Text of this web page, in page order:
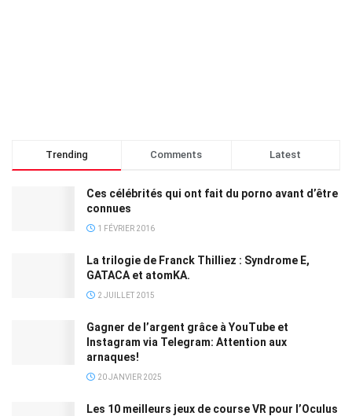
Trending Comments Latest
Ces célébrités qui ont fait du porno avant d’être
connues
1 FÉVRIER 2016
La trilogie de Franck Thilliez : Syndrome E,
GATACA et atomKA.
2 JUILLET 2015
Gagner de l’argent grâce à YouTube et
Instagram via Telegram: Attention aux
arnaques!
20 JANVIER 2025
Les 10 meilleurs jeux de course VR pour l’Oculus